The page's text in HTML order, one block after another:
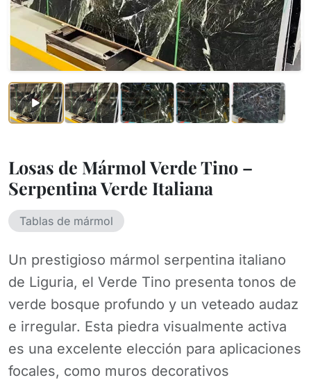
Losas de Mármol Verde Tino –
Serpentina Verde Italiana
Tablas de mármol
Un prestigioso mármol serpentina italiano
de Liguria, el Verde Tino presenta tonos de
verde bosque profundo y un veteado audaz
e irregular. Esta piedra visualmente activa
es una excelente elección para aplicaciones
focales, como muros decorativos